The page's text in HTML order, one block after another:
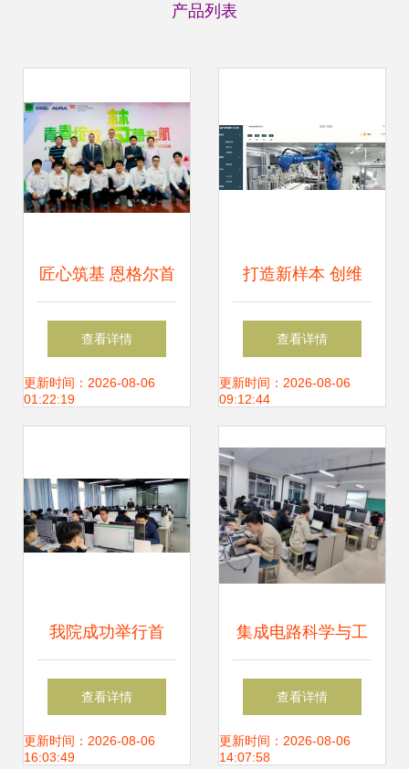
产品列表
匠心筑基 恩格尔首
批学徒工在上海的
科技创新突破
查看详情
更新时间：2026-08-06
01:22:19
打造新样本 创维
VR建设智慧工厂，
构建5G+VR+制造
查看详情
更新时间：2026-08-06
09:12:44
我院成功举行首
期“1+X”Java应用
开发职业技能等级
查看详情
更新时间：2026-08-06
16:03:49
集成电路科学与工
程学院成功举办校
企共建课程“创新与
查看详情
更新时间：2026-08-06
14:07:58